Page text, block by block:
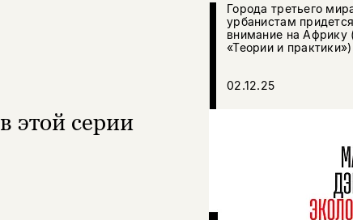
Города третьего
урбанистам
внимание на Африку
«Теории и практики»)
02.12.25
в этой серии